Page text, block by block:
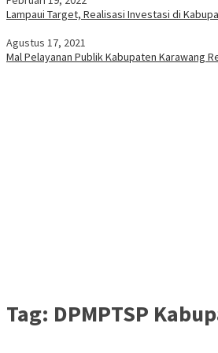
Lampaui Target, Realisasi Investasi di
Agustus 17, 2021
Mal Pelayanan Publik Kabupaten Karawang
Tag: DPMPTSP